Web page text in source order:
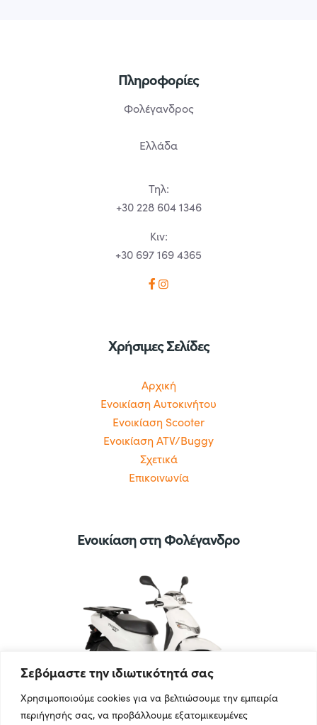
Σεβόμαστε την ιδιωτικότητά σας
Χρησιμοποιούμε cookies για να βελτιώσουμε την εμπειρία
περιήγησής σας, να προβάλλουμε εξατομικευμένες
Πληροφορίες
Φολέγανδρος
Ελλάδα
Τηλ:
+30 228 604 1346
Κιν:
+30 697 169 4365
Χρήσιμες Σελίδες
Αρχική
Ενοικίαση Αυτοκινήτου
Ενοικίαση Scooter
Ενοικίαση ATV/Buggy
Σχετικά
Επικοινωνία
Ενοικίαση στη Φολέγανδρο